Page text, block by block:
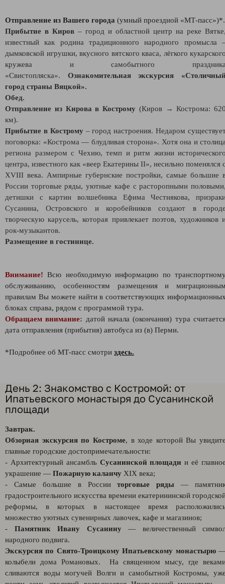
Отправление из Вашего города (умный проездной «МТ-пасс»)*.
Прибытие в Киров – город и областной центр на реке
известный как родина традиционного народного промысла
дымковской игрушки, вкусного вятского кваса, лёгкого
кружева и самобытного
«Свистопляска». Ознакомительная экскурсия
город страны Вяцкой».
Обед.
Отправление из Кирова в Кострому (Киров → Кострома:
км).
Прибытие в Кострому– город настроения. Недаром
поговорка: «Кострома — блудливая сторона». Хотя она и
региона размером с Чехию, темп и ритм жизни
центра, известного как «веер Екатерины II», несильно поменялся
XVIII века. Ампирные губернские постройки, самые большие
России торговые ряды, уютные кафе с расторопными
детишки с картин волшебника Ефима Честнякова,
Сусанина, Островского и коробейников создают в
творческую карусель, которая привлекает поэтов, художников
рок-музыкантов.
Размещение в гостинице.
Внимание! Всю необходимую информацию по
обслуживанию, особенностям размещения и
правилам Вы можете найти в соответствующих
блоках справа, рядом с программой тура.
Обращаем внимание: датой начала (окончания) тура
дата отправления (прибытия) автобуса из (в) Перми.
*Подробнее об МТ-пасс смотри здесь.
День 2: Знакомство с Костромой: от
Ипатьевского монастыря до Сусанинской
площади
Завтрак.
Обзорная экскурсия по Костроме, в ходе которой Вы
главные городские достопримечательности:
- Архитектурный ансамбль Сусанинской площади и её
украшение — Пожарную каланчу XIX века;
- Самые большие в Россииторговые ряды —
градостроительного искусства времени екатерининской
реформы, в которых в настоящее время
множество уютных сувенирных лавочек, кафе и магазинов;
- Памятник Ивану Сусанину— величественный
народного подвига.
Экскурсия по Свято-Троицкому Ипатьевскому монастырю
колыбели дома Романовых. На священном мысу, где
сливаются воды могучей Волги и самобытной Костромы,